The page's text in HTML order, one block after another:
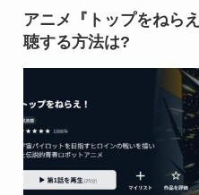
アニメ『トップをねら
聴する方法は?